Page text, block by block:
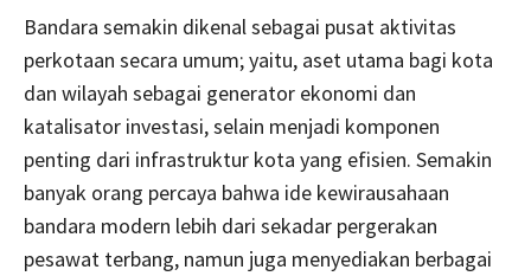
Bandara semakin dikenal sebagai pusat aktivitas
perkotaan secara umum; yaitu, aset utama bagi kota
dan wilayah sebagai generator ekonomi dan
katalisator investasi, selain menjadi komponen
penting dari infrastruktur kota yang efisien. Semakin
banyak orang percaya bahwa ide kewirausahaan
bandara modern lebih dari sekadar pergerakan
pesawat terbang, namun juga menyediakan berbagai